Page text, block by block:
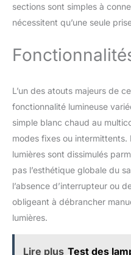
sections sont simples à
nécessitent qu’une seule
L’un des atouts majeurs de
fonctionnalité lumineuse
simple blanc chaud au
modes fixes ou
lumières sont dissimulés
pas l’esthétique globale du
l’absence d’interrupteur ou
obligeant à débrancher
lumières.
Lire plus Test des